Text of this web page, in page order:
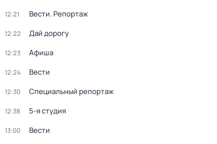
12:21 Вести. Репортаж
12:22 Дай дорогу
12:23 Афиша
12:24 Вести
12:30 Специальный репортаж
12:38 5-я студия
13:00 Вести